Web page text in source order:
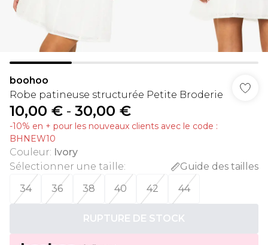
boohoo
Robe patineuse structurée Petite Broderie
10,00 € - 30,00 €
-10% en + pour les nouveaux clients avec le code :
BHNEW10
Couleur: Ivory
Sélectionner une taille:
Guide des tailles
34
36 38 40 42 44
RUPTURE DE STOCK